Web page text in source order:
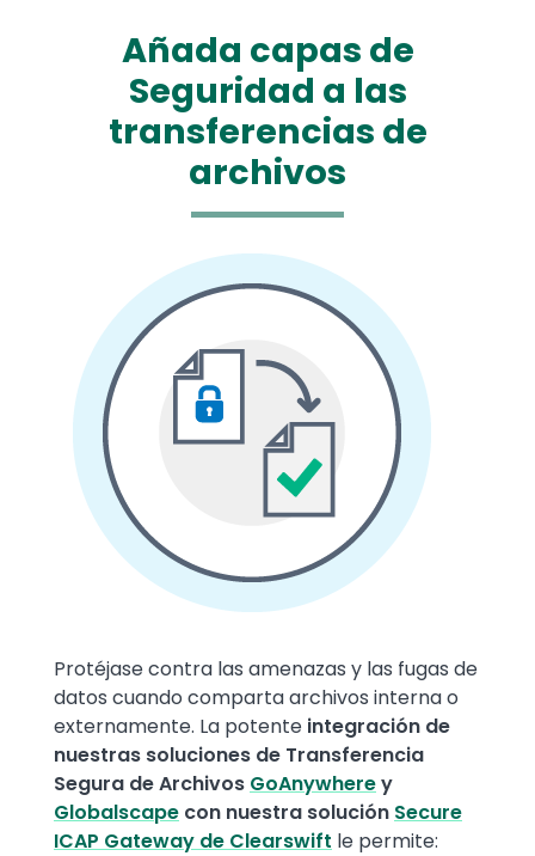
Añada capas de
Seguridad a las
transferencias de
archivos
Text
Protéjase contra las amenazas y las fugas de
datos cuando comparta archivos interna o
externamente. La potente integración de
nuestras soluciones de Transferencia
Segura de Archivos GoAnywherey
Globalscape con nuestra solución Secure
ICAP Gateway de Clearswift le permite: